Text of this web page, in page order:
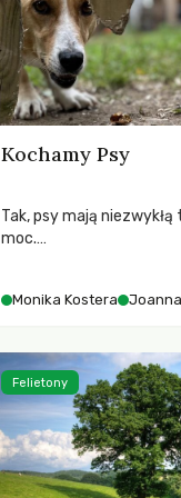
Kochamy Psy
Tak, psy mają
moc.
Monika Kostera
Felietony